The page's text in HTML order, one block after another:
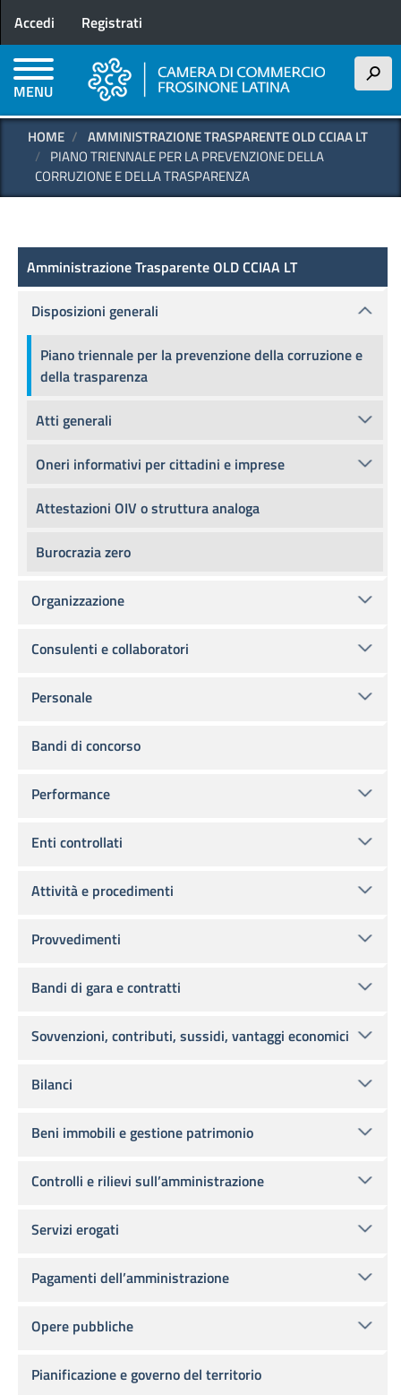
principale
Menu profilo utente
Accedi Registrati
MENU
h
HOME
AMMINISTRAZIONE TRASPARENTE OLD CCIAA LT
PIANO TRIENNALE PER LA PREVENZIONE DELLA
CORRUZIONE E DELLA TRASPARENZA
Amministrazione Trasparente OLD
Amministrazione Trasparente OLD CCIAA LT
Disposizioni generali
Piano triennale per la prevenzione della corruzione e
della trasparenza
Atti generali
Oneri informativi per cittadini e imprese
Attestazioni OIV o struttura analoga
Burocrazia zero
Organizzazione
Consulenti e collaboratori
Personale
Bandi di concorso
Performance
Enti controllati
Attività e procedimenti
Provvedimenti
Bandi di gara e contratti
Sovvenzioni, contributi, sussidi, vantaggi economici
Bilanci
Beni immobili e gestione patrimonio
Controlli e rilievi sull’amministrazione
Servizi erogati
Pagamenti dell’amministrazione
Opere pubbliche
Pianificazione e governo del territorio